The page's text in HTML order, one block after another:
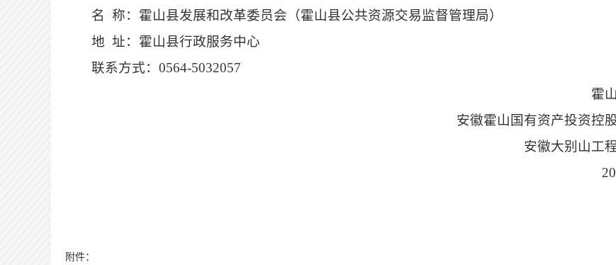
名
称：霍山县发展和改革委员会（霍山县公共资源交易监督管理局）
地 址：霍山县行政服务中心
联系方式：0564-5032057
霍
安徽霍山国有资产投资控
安徽大别山工
附件：